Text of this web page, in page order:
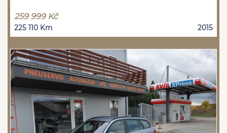
259 999 Kč
225 110 Km 2015